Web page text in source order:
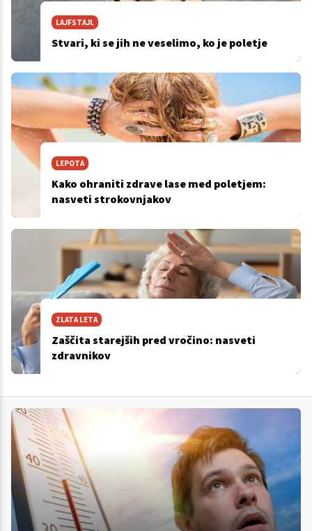
LAJFSTAJL
Stvari, ki se jih ne veselimo, ko je poletje
LEPOTA
Kako ohraniti zdrave lase med poletjem:
nasveti strokovnjakov
ZLATA LETA
Zaščita starejših pred vročino: nasveti
zdravnikov